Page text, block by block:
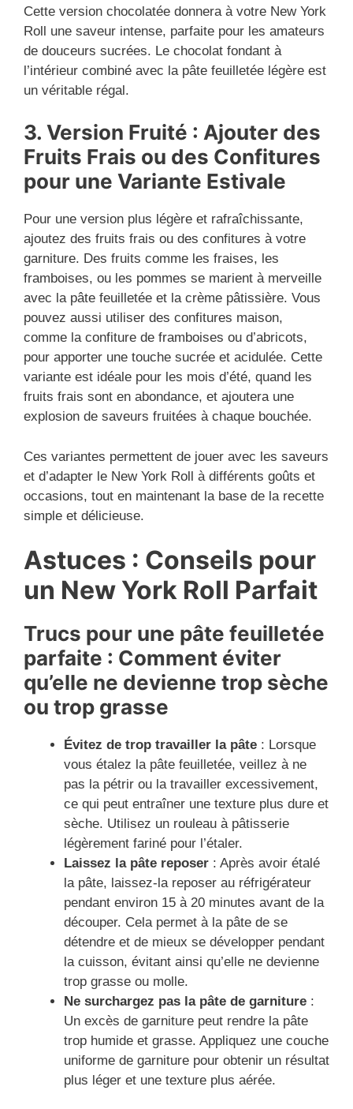
Cette version chocolatée donnera à votre New York
Roll une saveur intense, parfaite pour les amateurs
de douceurs sucrées. Le chocolat fondant à
l’intérieur combiné avec la pâte feuilletée légère est
un véritable régal.
3. Version Fruité : Ajouter des
Fruits Frais ou des Confitures
pour une Variante Estivale
Pour une version plus légère et rafraîchissante,
ajoutez des fruits frais ou des confitures à votre
garniture. Des fruits comme les fraises, les
framboises, ou les pommes se marient à merveille
avec la pâte feuilletée et la crème pâtissière. Vous
pouvez aussi utiliser des confitures maison,
comme la confiture de framboises ou d’abricots,
pour apporter une touche sucrée et acidulée. Cette
variante est idéale pour les mois d’été, quand les
fruits frais sont en abondance, et ajoutera une
explosion de saveurs fruitées à chaque bouchée.
Ces variantes permettent de jouer avec les saveurs
et d’adapter le New York Roll à différents goûts et
occasions, tout en maintenant la base de la recette
simple et délicieuse.
Astuces : Conseils pour
un New York Roll Parfait
Trucs pour une pâte feuilletée
parfaite : Comment éviter
qu’elle ne devienne trop sèche
ou trop grasse
Évitez de trop travailler la pâte : Lorsque
vous étalez la pâte feuilletée, veillez à ne
pas la pétrir ou la travailler excessivement,
ce qui peut entraîner une texture plus dure et
sèche. Utilisez un rouleau à pâtisserie
légèrement fariné pour l’étaler.
Laissez la pâte reposer : Après avoir étalé
la pâte, laissez-la reposer au réfrigérateur
pendant environ 15 à 20 minutes avant de la
découper. Cela permet à la pâte de se
détendre et de mieux se développer pendant
la cuisson, évitant ainsi qu’elle ne devienne
trop grasse ou molle.
Ne surchargez pas la pâte de garniture :
Un excès de garniture peut rendre la pâte
trop humide et grasse. Appliquez une couche
uniforme de garniture pour obtenir un résultat
plus léger et une texture plus aérée.